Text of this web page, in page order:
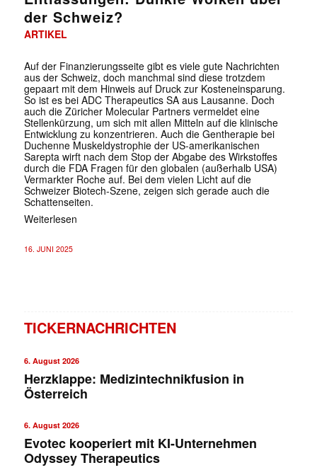
der Schweiz?
ARTIKEL
Auf der Finanzierungsseite gibt es viele gute Nachrichten
aus der Schweiz, doch manchmal sind diese trotzdem
gepaart mit dem Hinweis auf Druck zur Kosteneinsparung.
So ist es bei ADC Therapeutics SA aus Lausanne. Doch
auch die Züricher Molecular Partners vermeldet eine
Stellenkürzung, um sich mit allen Mitteln auf die klinische
Entwicklung zu konzentrieren. Auch die Gentherapie bei
Duchenne Muskeldystrophie der US-amerikanischen
Sarepta wirft nach dem Stop der Abgabe des Wirkstoffes
durch die FDA Fragen für den globalen (außerhalb USA)
Vermarkter Roche auf. Bei dem vielen Licht auf die
Schweizer Biotech-Szene, zeigen sich gerade auch die
Schattenseiten.
Weiterlesen
16. JUNI 2025
TICKERNACHRICHTEN
6. August 2026
Herzklappe: Medizintechnikfusion in
Österreich
6. August 2026
Evotec kooperiert mit KI-Unternehmen
Odyssey Therapeutics